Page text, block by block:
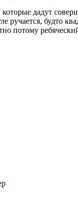
дадут
ручается, будто
потому